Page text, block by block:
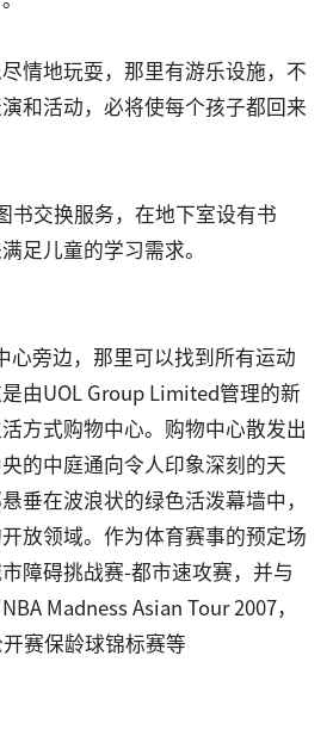
情地玩耍，那里有游乐设施，不
和活动，必将使每个孩子都回来
书交换服务，在地下室设有书
足儿童的学习需求。
心旁边，那里可以找到所有运动
由UOL Group Limited管理的新
方式购物中心。购物中心散发出
的中庭通向令人印象深刻的天
垂在波浪状的绿色活泼幕墙中，
放领域。作为体育赛事的预定场
障碍挑战赛-都市速攻赛，并与
Madness Asian Tour 2007，
赛保龄球锦标赛等